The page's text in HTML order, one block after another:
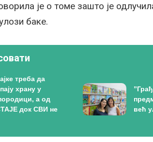
је о томе зашто је
баке.
треба да
храну у
а од
док СВИ не
већ